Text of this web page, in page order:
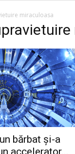
Tehnică
miraculoasa
bărbat și-a
accelerator...